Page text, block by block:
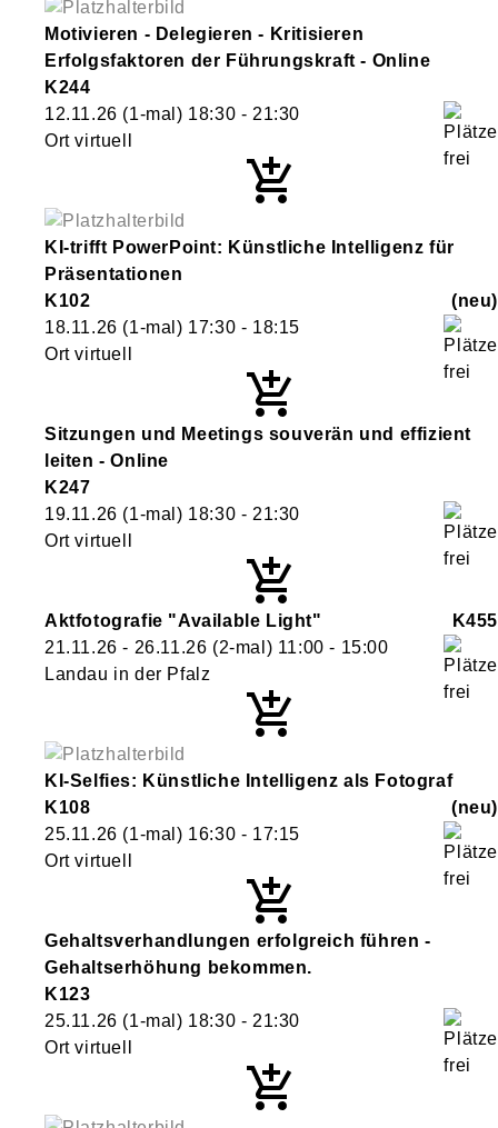
Motivieren - Delegieren - Kritisieren
Erfolgsfaktoren der Führungskraft - Online
K244
12.11.26 (1-mal) 18:30 - 21:30
Ort virtuell
KI-trifft PowerPoint: Künstliche Intelligenz für
Präsentationen
K102
neu
18.11.26 (1-mal) 17:30 - 18:15
Ort virtuell
Sitzungen und Meetings souverän und effizient
leiten - Online
K247
19.11.26 (1-mal) 18:30 - 21:30
Ort virtuell
Aktfotografie "Available Light"
K455
21.11.26 - 26.11.26 (2-mal) 11:00 - 15:00
Landau in der Pfalz
KI-Selfies: Künstliche Intelligenz als Fotograf
K108
neu
25.11.26 (1-mal) 16:30 - 17:15
Ort virtuell
Gehaltsverhandlungen erfolgreich führen -
Gehaltserhöhung bekommen.
K123
25.11.26 (1-mal) 18:30 - 21:30
Ort virtuell